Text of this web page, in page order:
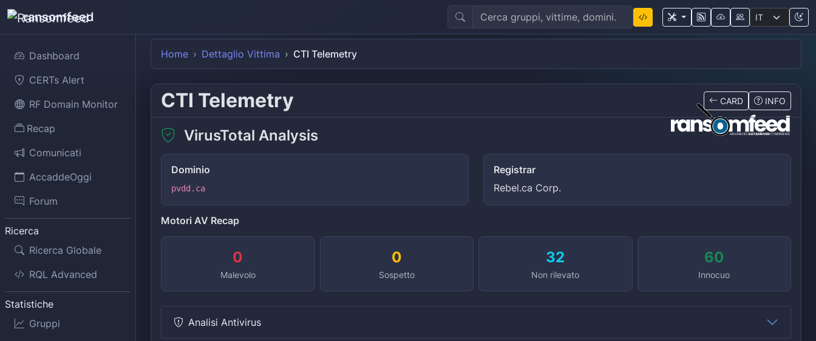
ransomfeed
Dashboard
CERTs Alert
RF Domain Monitor
Recap
Comunicati
AccaddeOggi
Forum
Ricerca
Ricerca Globale
RQL Advanced
Statistiche
Gruppi
Home Dettaglio Vittima CTI Telemetry
CTI Telemetry CARD INFO
VirusTotal Analysis
Dominio
pvdd.ca
Registrar
Rebel.ca Corp.
Motori AV Recap
0
Malevolo
0
Sospetto
32
Non rilevato
60
Innocuo
Analisi Antivirus